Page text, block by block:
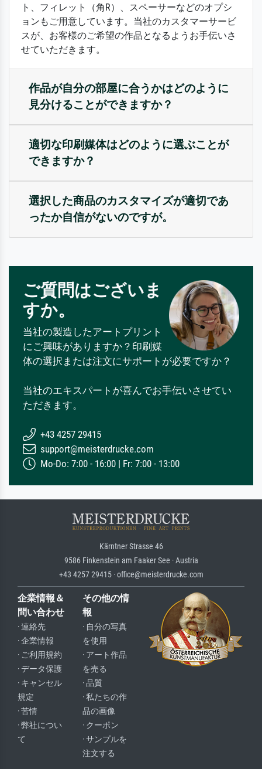
ト、フィレット（角R）、スペーサーなどのオプシ
ョンもご用意しています。当社のカスタマーサービ
スが、お客様のご希望の作品となるようお手伝いさ
せていただきます。
作品が自分の部屋に合うかはどのように
見分けることができますか？
適切な印刷媒体はどのように選ぶことが
できますか？
選択した商品のカスタマイズが適切であ
ったか自信がないのですが。
ご質問はございま
すか。
当社の製造したアートプリント
にご興味がありますか？印刷媒
体の選択または注文にサポートが必要ですか？
当社のエキスパートが喜んでお手伝いさせてい
ただきます。
+43 4257 29415
support@meisterdrucke.com
Mo-Do: 7:00 - 16:00 | Fr: 7:00 - 13:00
Kärntner Strasse 46
9586 Finkenstein am Faaker See · Austria
+43 4257 29415 · office@meisterdrucke.com
企業情報＆
問い合わせ
· 連絡先
· 企業情報
· ご利用規約
· データ保護
· キャンセル
規定
· 苦情
· 弊社につい
て
その他の情
報
· 自分の写真
を使用
· アート作品
を売る
· 品質
· 私たちの作
品の画像
· クーポン
· サンプルを
注文する